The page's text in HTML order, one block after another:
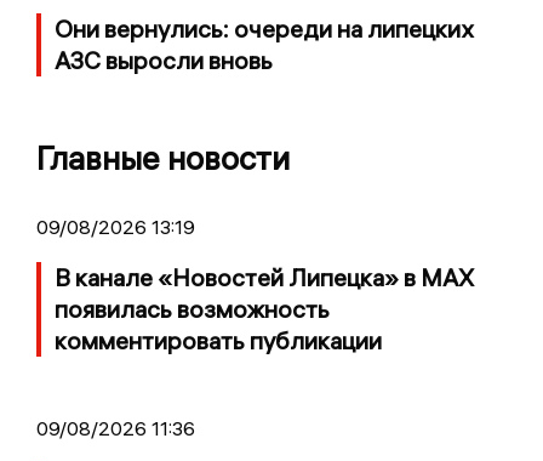
Они вернулись: очереди на липецких
АЗС выросли вновь
Главные новости
09/08/2026 13:19
В канале «Новостей Липецка» в MAX
появилась возможность
комментировать публикации
09/08/2026 11:36